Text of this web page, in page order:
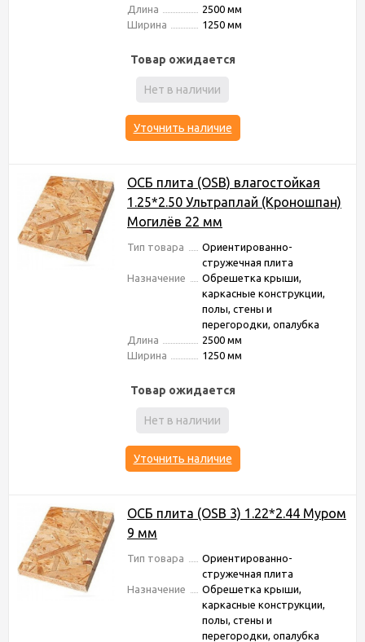
Длина
2500 мм
Ширина
1250 мм
Товар ожидается
Нет в наличии
Уточнить наличие
ОСБ плита (OSB) влагостойкая
1.25*2.50 Ультраплай (Кроношпан)
Могилёв 22 мм
Тип товара
Ориентированно-
стружечная плита
Назначение
Обрешетка крыши,
каркасные конструкции,
полы, стены и
перегородки, опалубка
Длина
2500 мм
Ширина
1250 мм
Товар ожидается
Нет в наличии
Уточнить наличие
ОСБ плита (OSB 3) 1.22*2.44 Муром
9 мм
Тип товара
Ориентированно-
стружечная плита
Назначение
Обрешетка крыши,
каркасные конструкции,
полы, стены и
перегородки, опалубка